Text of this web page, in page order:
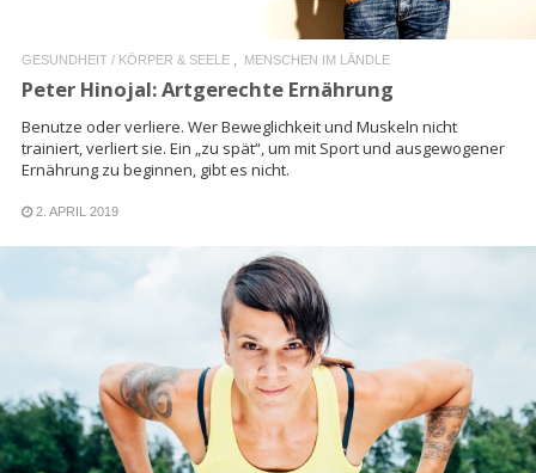
GESUNDHEIT / KÖRPER & SEELE MENSCHEN IM LÄNDLE
Peter Hinojal: Artgerechte Ernährung
Benutze oder verliere. Wer Beweglichkeit und Muskeln nicht
trainiert, verliert sie. Ein „zu spät“, um mit Sport und ausgewogener
Ernährung zu beginnen, gibt es nicht.
2. APRIL 2019
READ MORE